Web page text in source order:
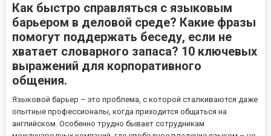
Как быстро справляться с языковым
барьером в деловой среде? Какие фразы
помогут поддержать беседу, если не
хватает словарного запаса? 10 ключевых
выражений для корпоративного
общения.
Языковой барьер – это проблема, с которой сталкиваются даже
опытные профессионалы, когда приходится общаться на
английском. Особенно трудно бывает сотрудникам